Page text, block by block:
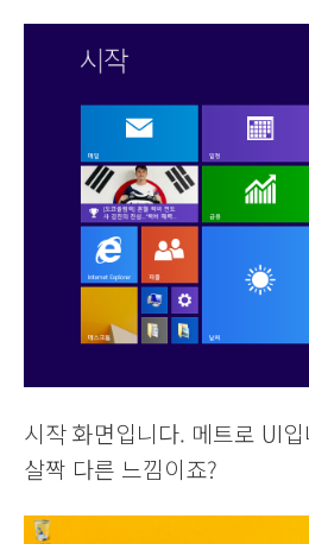
시작 화면입니다. 메트로 UI
살짝 다른 느낌이죠?